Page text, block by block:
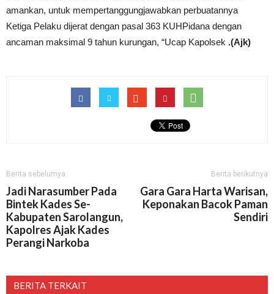
amankan, untuk mempertanggungjawabkan perbuatannya
Ketiga Pelaku dijerat dengan pasal 363 KUHPidana dengan
ancaman maksimal 9 tahun kurungan, “Ucap Kapolsek .(Ajk)
Berita sebelumya
Jadi Narasumber Pada
Bintek Kades Se-
Kabupaten Sarolangun,
Kapolres Ajak Kades
Perangi Narkoba
Berita berikutnya
Gara Gara Harta Warisan,
Keponakan Bacok Paman
Sendiri
BERITA TERKAIT